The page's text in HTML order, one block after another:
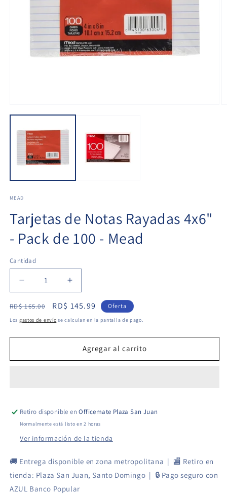
MEAD
Tarjetas de Notas Rayadas 4x6"
- Pack de 100 - Mead
Cantidad
Cantidad
Reducir
cantidad
para
Tarjetas
Notas
4x6&quot;
-
Mead
Aumentar
cantidad
para
Tarjetas
Notas
Rayadas
4x6&quot;
-
Mead
Precio
habitual
RD$ 165.00
Precio
de
RD$ 145.99 Oferta
Los gastos de envío se calculan en la pantalla de pago.
Agregar al carrito
Retiro disponible enOfficemate Plaza San Juan
Normalmente está listo en 2 horas
Ver información de la tienda
🚚 Entrega disponible en zona metropolitana | 🏬 Retiro en
tienda: Plaza San Juan, Santo Domingo | 🔒 Pago seguro con
AZUL Banco Popular